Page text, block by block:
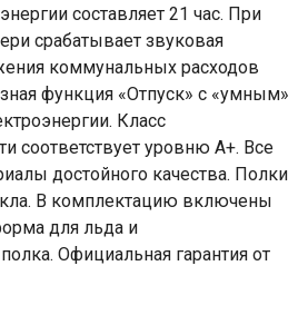
составляет 21 час. При
срабатывает звуковая
коммунальных расходов
функция «Отпуск» с «умным»
Класс
соответствует уровню А+. Все
достойного качества. Полки
В комплектацию включены
для льда и
Официальная гарантия от